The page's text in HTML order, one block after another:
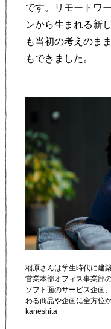
です。リモートワ
ンから生まれる新
も当初の考えのま
もできました。
稲原さんは学生時代に建
営業本部オフィス事業部
ソフト面のサービス企画
わる商品や企画に全方位
kaneshita